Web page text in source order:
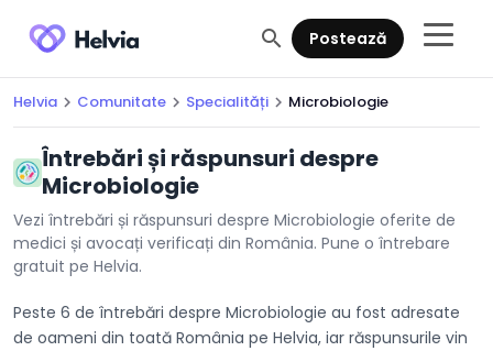
search Postează
Helvia chevron_right Comunitate chevron_right Specialități chevron_right Microbiologie
Întrebări și răspunsuri despre
Microbiologie
Vezi întrebări și răspunsuri despre Microbiologie oferite de
medici și avocați verificați din România. Pune o întrebare
gratuit pe Helvia.
Peste 6 de întrebări despre Microbiologie au fost adresate
de oameni din toată România pe Helvia, iar răspunsurile vin